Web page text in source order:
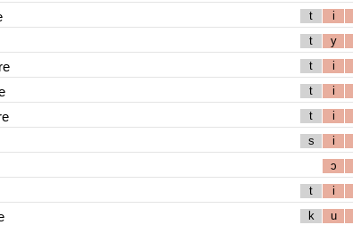
t i
t y
t i
t i
t i
s i
ɔ
t i
k u